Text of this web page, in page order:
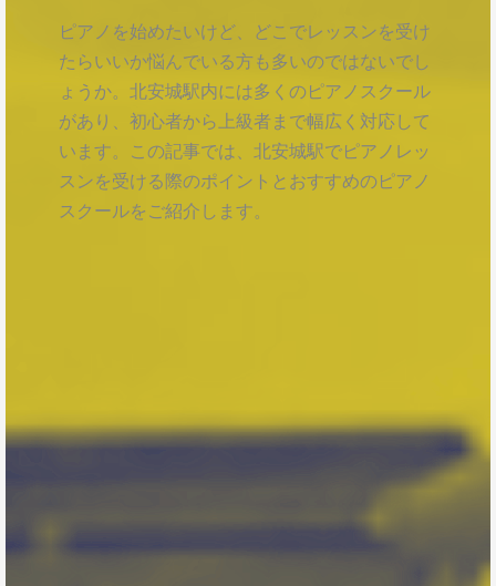
ピアノを始めたいけど、どこでレッスンを受け
たらいいか悩んでいる方も多いのではないでし
ょうか。北安城駅内には多くのピアノスクール
があり、初心者から上級者まで幅広く対応して
います。この記事では、北安城駅でピアノレッ
スンを受ける際のポイントとおすすめのピアノ
スクールをご紹介します。